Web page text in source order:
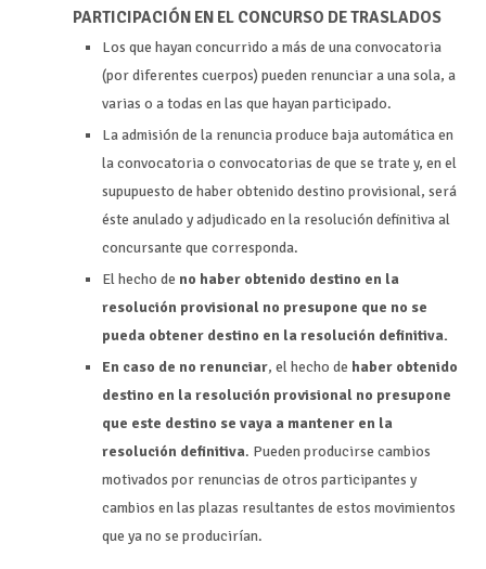
PARTICIPACIÓN EN EL CONCURSO DE TRASLADOS
Los que hayan concurrido a más de una convocatoria
(por diferentes cuerpos) pueden renunciar a una sola, a
varias o a todas en las que hayan participado.
La admisión de la renuncia produce baja automática en
la convocatoria o convocatorias de que se trate y, en el
supupuesto de haber obtenido destino provisional, será
éste anulado y adjudicado en la resolución definitiva al
concursante que corresponda.
El hecho de no haber obtenido destino en la
resolución provisional no presupone que no se
pueda obtener destino en la resolución definitiva.
En caso de no renunciar, el hecho de haber obtenido
destino en la resolución provisional no presupone
que este destino se vaya a mantener en la
resolución definitiva. Pueden producirse cambios
motivados por renuncias de otros participantes y
cambios en las plazas resultantes de estos movimientos
que ya no se producirían.